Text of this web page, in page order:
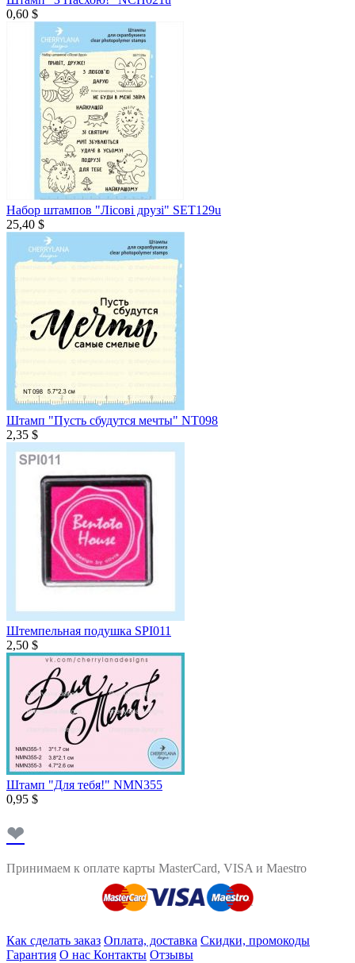
0,60 $
Набор штампов "Лісові друзі" SET129u
25,40 $
Штамп "Пусть сбудутся мечты" NT098
2,35 $
Штемпельная подушка SPI011
2,50 $
Штамп "Для тебя!" NMN355
0,95 $
❤
Принимаем к оплате карты MasterCard, VISA и Maestro
Как сделать заказ Оплата, доставка Скидки, промокоды
Гарантия О нас Контакты Отзывы